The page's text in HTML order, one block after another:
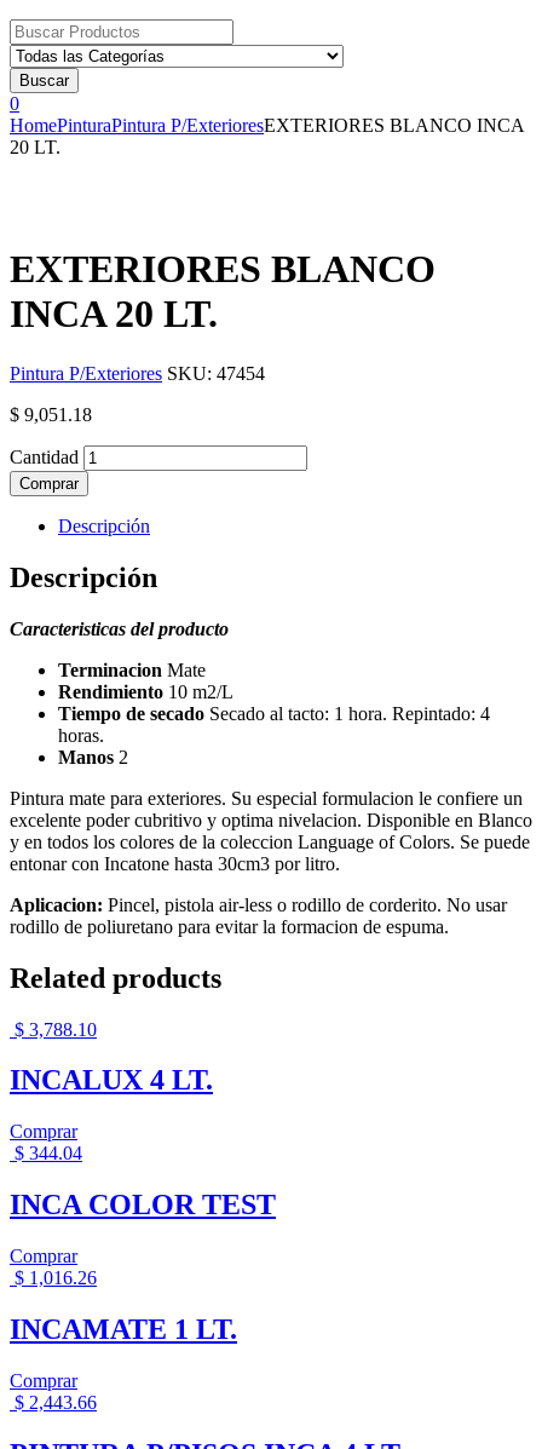
Resultados
para:
Buscar
0
HomePinturaPintura P/ExterioresEXTERIORES BLANCO INCA
20 LT.
EXTERIORES BLANCO
INCA 20 LT.
Pintura P/Exteriores SKU: 47454
$ 9,051.18
Cantidad
Comprar
Descripción
Descripción
Caracteristicas del producto
Terminacion Mate
Rendimiento 10 m2/L
Tiempo de secado Secado al tacto: 1 hora. Repintado: 4
horas.
Manos 2
Pintura mate para exteriores. Su especial formulacion le confiere un
excelente poder cubritivo y optima nivelacion. Disponible en Blanco
y en todos los colores de la coleccion Language of Colors. Se puede
entonar con Incatone hasta 30cm3 por litro.
Aplicacion: Pincel, pistola air-less o rodillo de corderito. No usar
rodillo de poliuretano para evitar la formacion de espuma.
Related products
$ 3,788.10
INCALUX 4 LT.
Comprar
$ 344.04
INCA COLOR TEST
Comprar
$ 1,016.26
INCAMATE 1 LT.
Comprar
$ 2,443.66